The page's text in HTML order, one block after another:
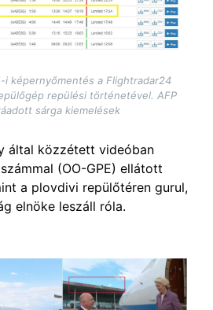
i képernyőmentés a Flightradar24
repülési történetével. AFP
sárga kiemelések
által közzétett videóban
(OO-GPE) ellátott
a plovdivi repülőtéren gurul,
elnöke leszáll róla.